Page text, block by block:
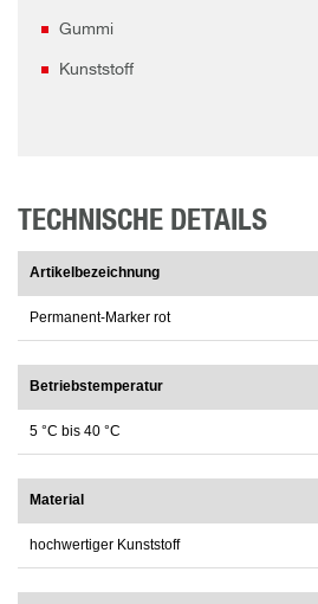
Gummi
Kunststoff
TECHNISCHE DETAILS
Artikelbezeichnung
Permanent-Marker rot
Betriebstemperatur
5 °C bis 40 °C
Material
hochwertiger Kunststoff